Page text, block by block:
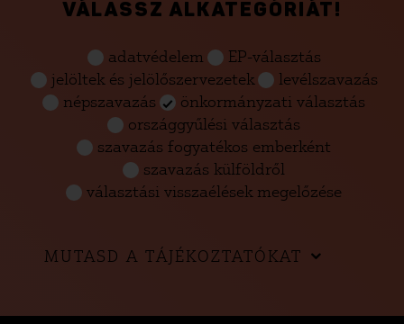
adatvédelem
EP-választás
jelöltek és jelölőszervezetek
levélszavazás
népszavazás
önkormányzati választás
országgyűlési választás
szavazás fogyatékos emberként
szavazás külföldről
választási visszaélések megelőzése
VÁLASSZ ALKATEGÓRIÁT!
MUTASD A TÁJÉKOZTATÓKAT